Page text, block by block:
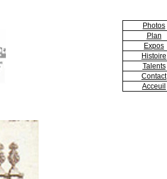
Photos
Plan
Expos
Histoire
Talents
Contact
Acceuil